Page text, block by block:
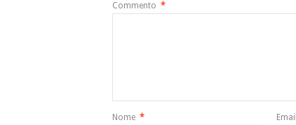
Commento *
Nome * Email